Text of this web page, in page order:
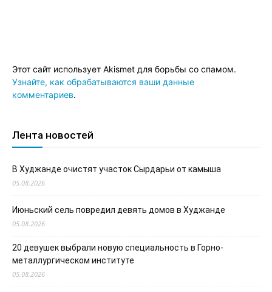
Этот сайт использует Akismet для борьбы со спамом.
Узнайте, как обрабатываются ваши данные
комментариев.
Лента новостей
В Худжанде очистят участок Сырдарьи от камыша
05.08.2026
Июньский сель повредил девять домов в Худжанде
05.08.2026
20 девушек выбрали новую специальность в Горно-
металлургическом институте
05.08.2026